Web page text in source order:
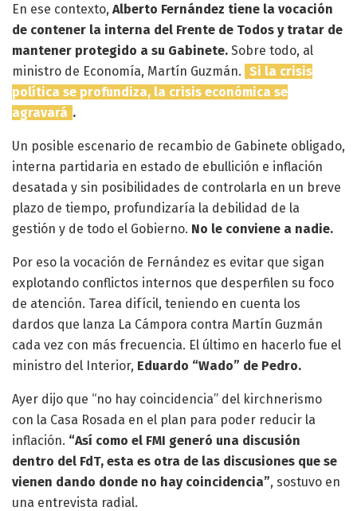
En ese contexto, Alberto Fernández tiene la vocación
de contener la interna del Frente de Todos y tratar de
mantener protegido a su Gabinete. Sobre todo, al
ministro de Economía, Martín Guzmán. Si la crisis
política se profundiza, la crisis económica se
agravará .
Un posible escenario de recambio de Gabinete obligado,
interna partidaria en estado de ebullición e inflación
desatada y sin posibilidades de controlarla en un breve
plazo de tiempo, profundizaría la debilidad de la
gestión y de todo el Gobierno. No le conviene a nadie.
Por eso la vocación de Fernández es evitar que sigan
explotando conflictos internos que desperfilen su foco
de atención. Tarea difícil, teniendo en cuenta los
dardos que lanza La Cámpora contra Martín Guzmán
cada vez con más frecuencia. El último en hacerlo fue el
ministro del Interior, Eduardo “Wado” de Pedro.
Ayer dijo que “no hay coincidencia” del kirchnerismo
con la Casa Rosada en el plan para poder reducir la
inflación. “Así como el FMI generó una discusión
dentro del FdT, esta es otra de las discusiones que se
vienen dando donde no hay coincidencia”, sostuvo en
una entrevista radial.